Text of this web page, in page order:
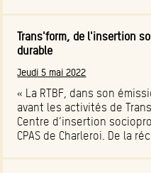
Trans'form, de l'insertion
durable
Jeudi 5 mai 2022
« La RTBF, dans son
avant les activités de
Centre d’insertion
CPAS de Charleroi. De la